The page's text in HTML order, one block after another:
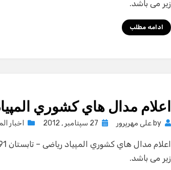
زیر می باشد.
ادامه مطلب
اعلام مدال هاي كشوري المپياد
by علی مهرپرور
Posted
27 سپتامبر , 2012 اخبار
زیر می باشد.